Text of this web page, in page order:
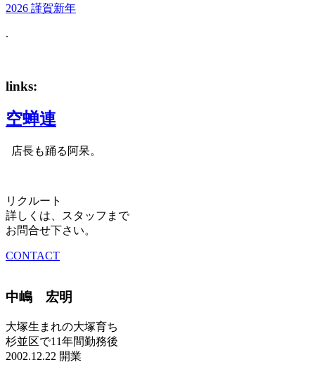
2026 謹賀新年
.
links:
空蝉連
店長も踊る阿呆。
リクルート
詳しくは、スタッフまで
お問合せ下さい。
CONTACT
中嶋 宏明
大塚生まれの大塚育ち
杉並区で11年間勤務後
2002.12.22 開業